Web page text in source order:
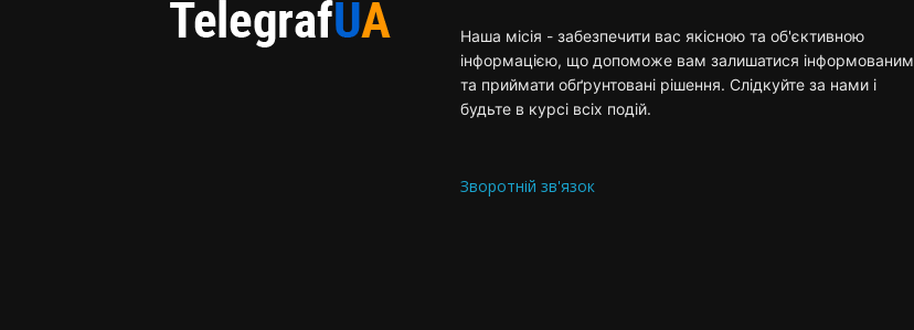
Наша місія - забезпечити вас якісною та об'єктивною
інформацією, що допоможе вам залишатися інформованим
та приймати обґрунтовані рішення. Слідкуйте за нами і
будьте в курсі всіх подій.
Зворотній зв'язок